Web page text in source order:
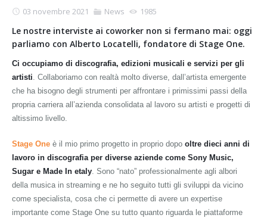
03 novembre 2021 News 1985
Le nostre interviste ai coworker non si fermano mai: oggi
parliamo con Alberto Locatelli, fondatore di Stage One.
Ci occupiamo di discografia, edizioni musicali e servizi per gli
artisti. Collaboriamo con realtà molto diverse, dall’artista emergente
che ha bisogno degli strumenti per affrontare i primissimi passi della
propria carriera all’azienda consolidata al lavoro su artisti e progetti di
altissimo livello.
Stage One è il mio primo progetto in proprio dopo oltre dieci anni di
lavoro in discografia per diverse aziende come Sony Music,
Sugar e Made In etaly. Sono “nato” professionalmente agli albori
della musica in streaming e ne ho seguito tutti gli sviluppi da vicino
come specialista, cosa che ci permette di avere un expertise
importante come Stage One su tutto quanto riguarda le piattaforme